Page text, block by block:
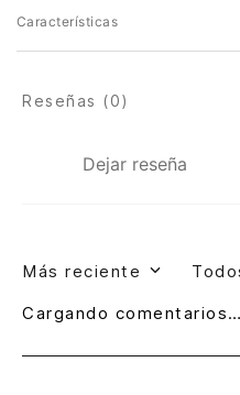
Características
Dejar reseña
Reseñas (0)
Más reciente
Cargando comentarios…